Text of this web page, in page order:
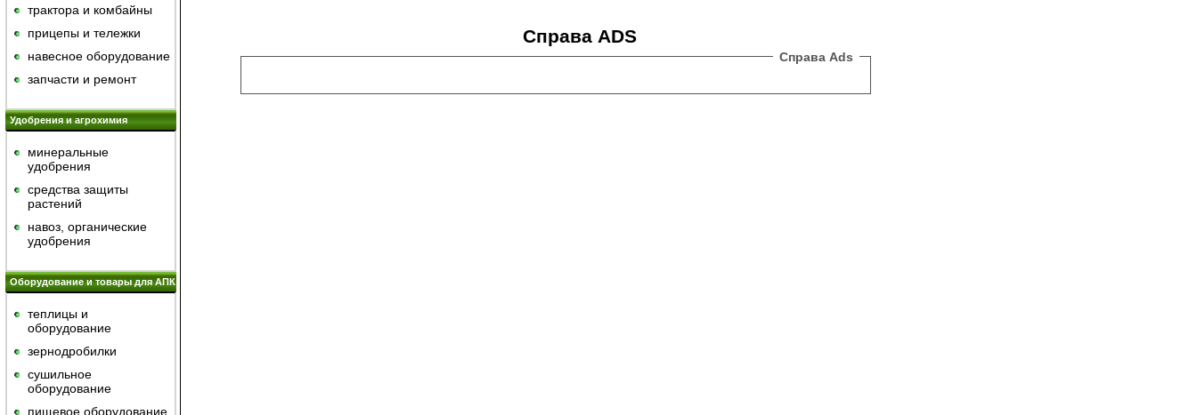
трактора и комбайны
прицепы и тележки
навесное оборудование
запчасти и ремонт
Удобрения и агрохимия
минеральные
удобрения
средства защиты
растений
навоз, органические
удобрения
Оборудование и товары для АПК
теплицы и
оборудование
зернодробилки
сушильное
оборудование
пищевое оборудование
Справа ADS
Справа Ads